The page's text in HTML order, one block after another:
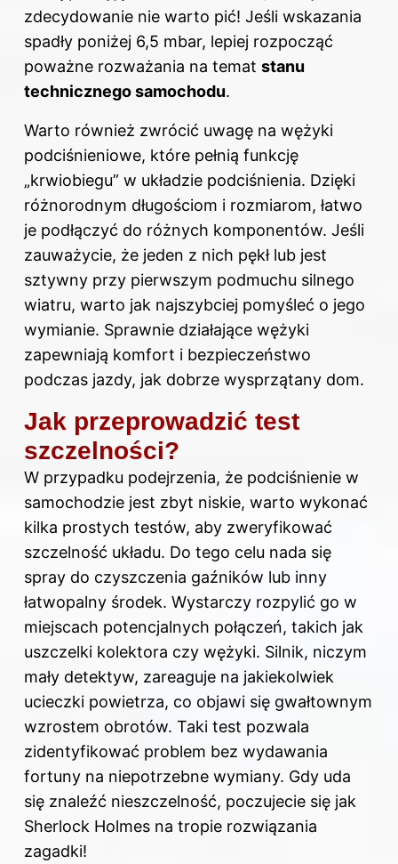
zdecydowanie nie warto pić! Jeśli wskazania
spadły poniżej 6,5 mbar, lepiej rozpocząć
poważne rozważania na temat stanu
technicznego samochodu.
Warto również zwrócić uwagę na wężyki
podciśnieniowe, które pełnią funkcję
„krwiobiegu” w układzie podciśnienia. Dzięki
różnorodnym długościom i rozmiarom, łatwo
je podłączyć do różnych komponentów. Jeśli
zauważycie, że jeden z nich pękł lub jest
sztywny przy pierwszym podmuchu silnego
wiatru, warto jak najszybciej pomyśleć o jego
wymianie. Sprawnie działające wężyki
zapewniają komfort i bezpieczeństwo
podczas jazdy, jak dobrze wysprzątany dom.
Jak przeprowadzić test
szczelności?
W przypadku podejrzenia, że podciśnienie w
samochodzie jest zbyt niskie, warto wykonać
kilka prostych testów, aby zweryfikować
szczelność układu. Do tego celu nada się
spray do czyszczenia gaźników lub inny
łatwopalny środek. Wystarczy rozpylić go w
miejscach potencjalnych połączeń, takich jak
uszczelki kolektora czy wężyki. Silnik, niczym
mały detektyw, zareaguje na jakiekolwiek
ucieczki powietrza, co objawi się gwałtownym
wzrostem obrotów. Taki test pozwala
zidentyfikować problem bez wydawania
fortuny na niepotrzebne wymiany. Gdy uda
się znaleźć nieszczelność, poczujecie się jak
Sherlock Holmes na tropie rozwiązania
zagadki!